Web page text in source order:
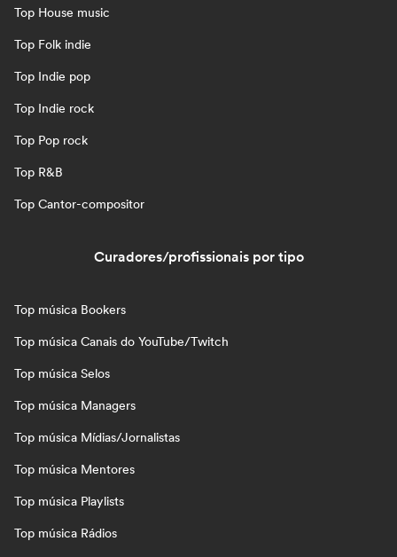
Top House music
Top Folk indie
Top Indie pop
Top Indie rock
Top Pop rock
Top R&B
Top Cantor-compositor
Curadores/profissionais por tipo
Top música Bookers
Top música Canais do YouTube/Twitch
Top música Selos
Top música Managers
Top música Mídias/Jornalistas
Top música Mentores
Top música Playlists
Top música Rádios